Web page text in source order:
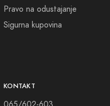
Pravo na odustajanje
Sigurna kupovina
KONTAKT